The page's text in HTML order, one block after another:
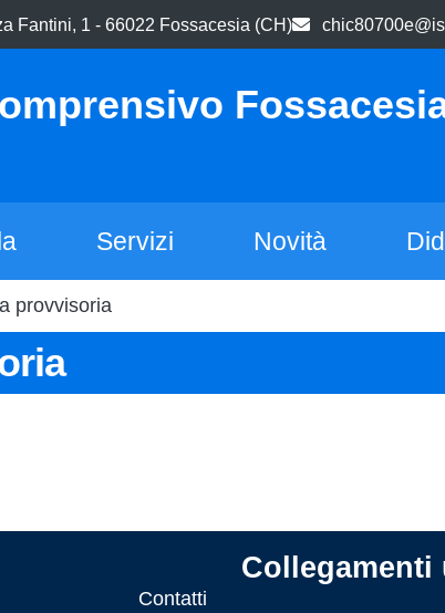
Fantini, 1 - 66022 Fossacesia (CH)
Servizi Novità
provvisoria
Collegamenti
Contatti